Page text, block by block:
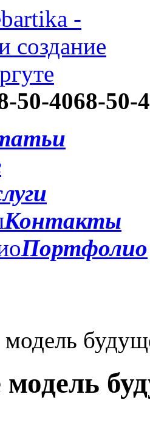
50-4068-50-
Контакты
Портфолио
модель